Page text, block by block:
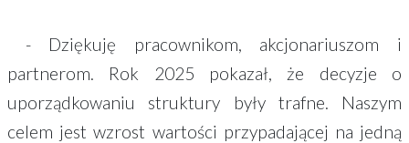
- Dziękuję pracownikom, akcjonariuszom i
partnerom. Rok 2025 pokazał, że decyzje o
uporządkowaniu struktury były trafne. Naszym
celem jest wzrost wartości przypadającej na jedną